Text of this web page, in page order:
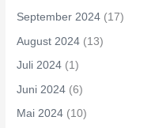
September 2024 (17)
August 2024 (13)
Juli 2024 (1)
Juni 2024 (6)
Mai 2024 (10)